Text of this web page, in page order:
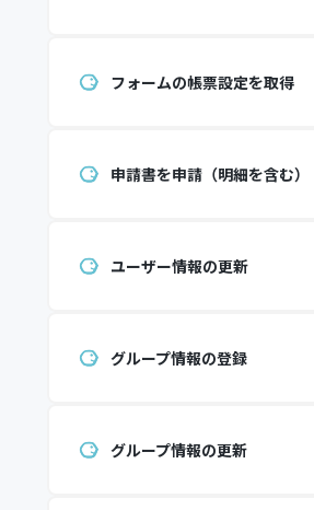
フォームの帳票設定を取得
申請書を申請（明細を含む）
ユーザー情報の更新
グループ情報の登録
グループ情報の更新